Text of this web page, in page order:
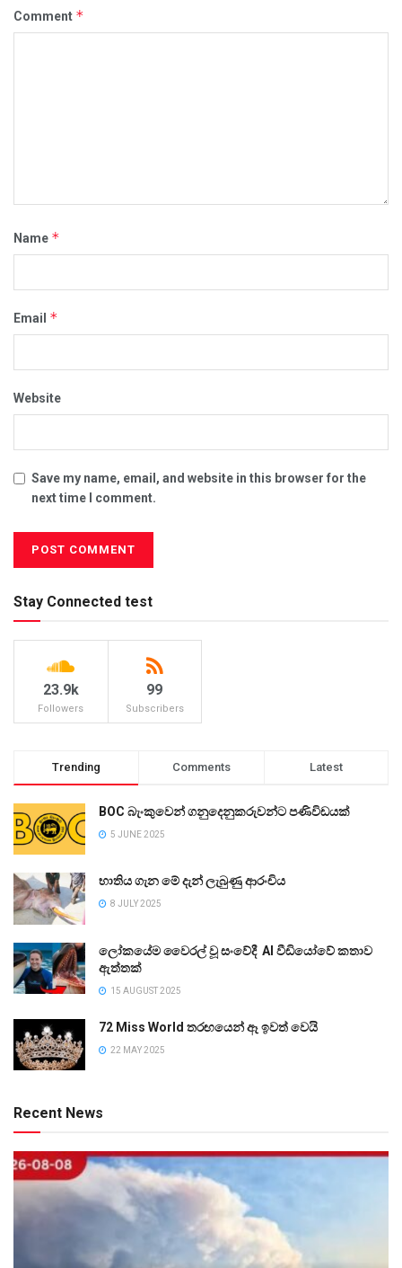
Comment *
Name *
Email *
Website
Save my name, email, and website in this browser for the
next time I comment.
Stay Connected test
23.9k
Followers
99
Subscribers
Trending Comments Latest
BOC බැංකුවෙන් ගනුදෙනුකරුවන්ට පණිවිඩයක්
5 JUNE 2025
භාතිය ගැන මේ දැන් ලැබුණු ආරංචිය
8 JULY 2025
ලෝකයේම වෛරල් වූ සංවේදී AI වීඩියෝවේ කතාව
ඇත්තක්
15 AUGUST 2025
72 Miss World තරඟයෙන් ඈ ඉවත් වෙයි
22 MAY 2025
Recent News